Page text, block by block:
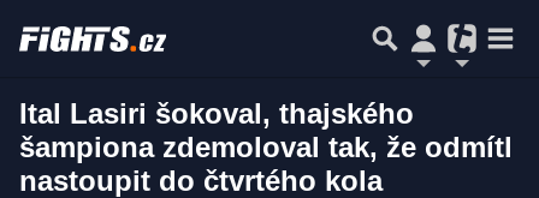
Ital Lasiri šokoval, thajského
šampiona zdemoloval tak, že odmítl
nastoupit do čtvrtého kola